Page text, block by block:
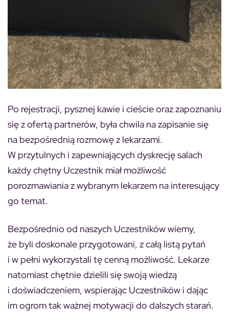
Po rejestracji, pysznej kawie i cieście oraz zapoznaniu
się z ofertą partnerów, była chwila na zapisanie się
na bezpośrednią rozmowę z lekarzami.
W przytulnych i zapewniających dyskrecję salach
każdy chętny Uczestnik miał możliwość
porozmawiania z wybranym lekarzem na interesujący
go temat.
Bezpośrednio od naszych Uczestników wiemy,
że byli doskonale przygotowani, z całą listą pytań
i w pełni wykorzystali tę cenną możliwość. Lekarze
natomiast chętnie dzielili się swoją wiedzą
i doświadczeniem, wspierając Uczestników i dając
im ogrom tak ważnej motywacji do dalszych starań.